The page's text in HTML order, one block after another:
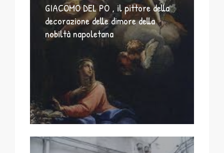
GIACOMO DEL PO , il pittore della
decorazione delle dimore della
nobiltà napoletana